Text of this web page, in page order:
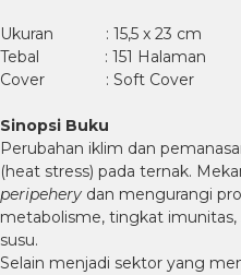
Ukuran : 15,5 x 23 cm
Tebal : 151 Halaman
Cover : Soft Cover
Sinopsi Buku
Perubahan iklim dan
(heat stress) pada ternak.
peripehery dan mengurangi
metabolisme, tingkat
susu.
Selain menjadi sektor yang